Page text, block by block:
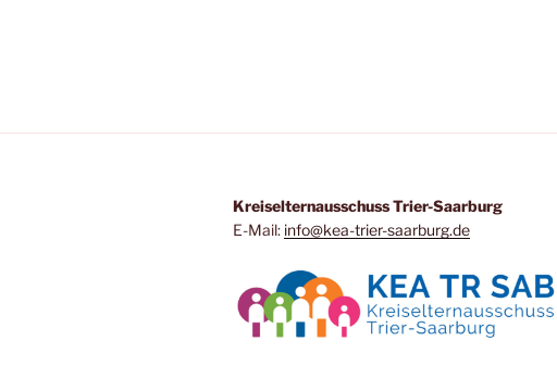
Kreiselternausschuss Trier-Saarburg
E-Mail: info@kea-trier-saarburg.de